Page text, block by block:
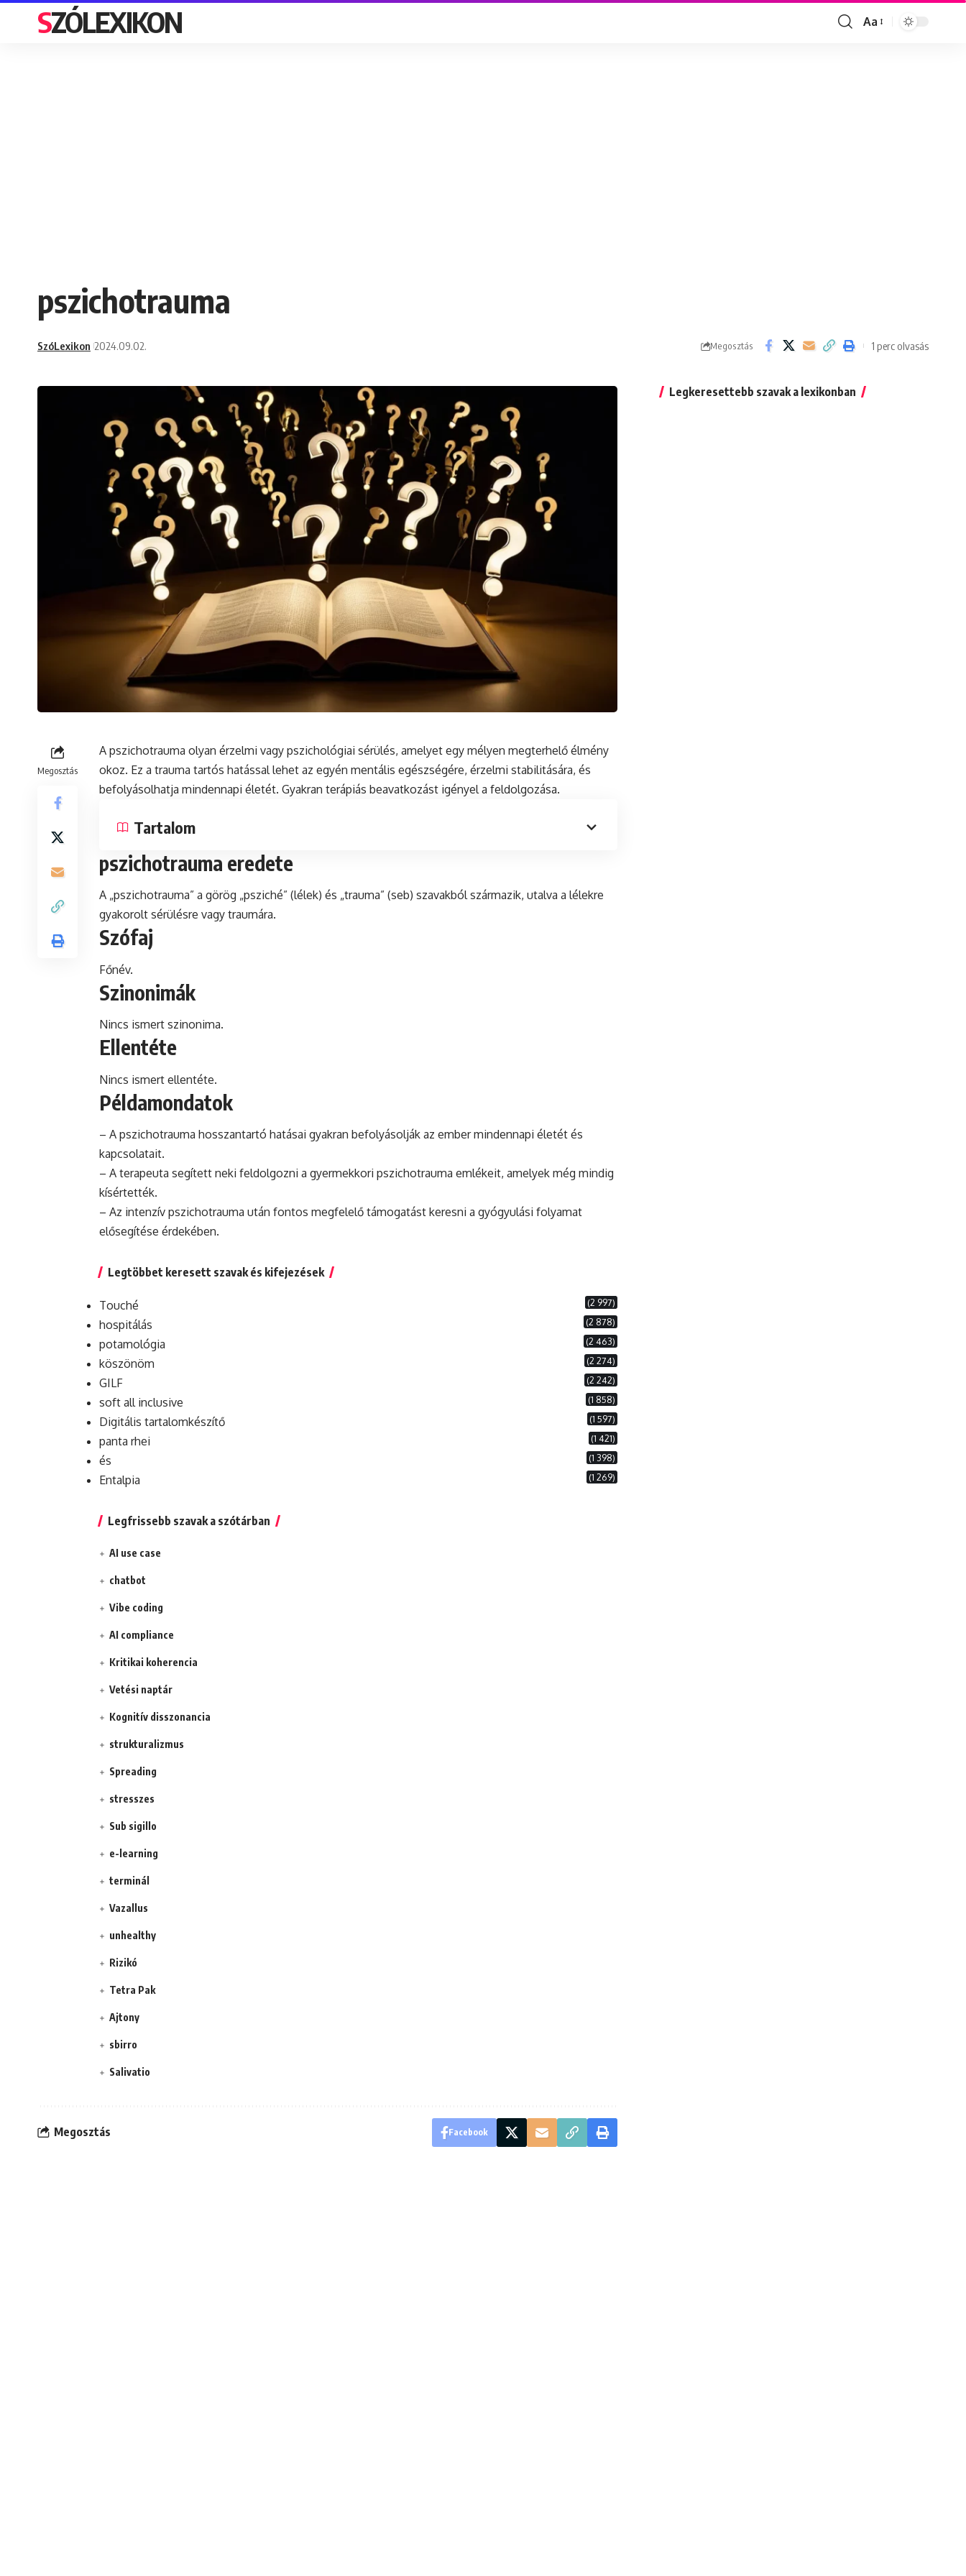
SZÓLEXIKON
Font
Aa
pszichotrauma
SzóLexikon 2024.09.02. Megosztás 1 perc olvasás
Megosztás
A pszichotrauma olyan érzelmi vagy pszichológiai sérülés, amelyet egy mélyen megterhelő élmény
okoz. Ez a trauma tartós hatással lehet az egyén mentális egészségére, érzelmi stabilitására, és
befolyásolhatja mindennapi életét. Gyakran terápiás beavatkozást igényel a feldolgozása.
Tartalom
pszichotrauma eredete
A „pszichotrauma” a görög „psziché” (lélek) és „trauma” (seb) szavakból származik, utalva a lélekre
gyakorolt sérülésre vagy traumára.
Szófaj
Főnév.
Szinonimák
Nincs ismert szinonima.
Ellentéte
Nincs ismert ellentéte.
Példamondatok
– A pszichotrauma hosszantartó hatásai gyakran befolyásolják az ember mindennapi életét és
kapcsolatait.
– A terapeuta segített neki feldolgozni a gyermekkori pszichotrauma emlékeit, amelyek még mindig
kísértették.
– Az intenzív pszichotrauma után fontos megfelelő támogatást keresni a gyógyulási folyamat
elősegítése érdekében.
Legtöbbet keresett szavak és kifejezések
Touché (2 997)
hospitálás (2 878)
potamológia (2 463)
köszönöm (2 274)
GILF (2 242)
soft all inclusive (1 858)
Digitális tartalomkészítő (1 597)
panta rhei (1 421)
és (1 398)
Entalpia (1 269)
Legfrissebb szavak a szótárban
AI use case
chatbot
Vibe coding
AI compliance
Kritikai koherencia
Vetési naptár
Kognitív disszonancia
strukturalizmus
Spreading
stresszes
Sub sigillo
e-learning
terminál
Vazallus
unhealthy
Rizikó
Tetra Pak
Ajtony
sbirro
Salivatio
Megosztás Facebook
Legkeresettebb szavak a lexikonban